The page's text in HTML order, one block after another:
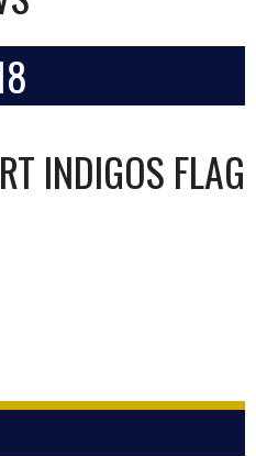
INDIGOS FLAG